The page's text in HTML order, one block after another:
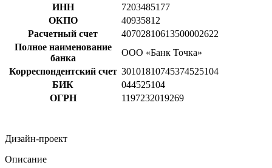
ИНН
7203485177
ОКПО
40935812
Расчетный счет
40702810613500002622
Полное наименование
банка
ООО «Банк Точка»
Корреспондентский счет 30101810745374525104
БИК
044525104
ОГРН
1197232019269
Дизайн-проект
Описание